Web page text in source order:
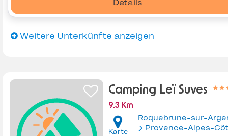
Details
Weitere Unterkünfte anzeigen
Camping Leï Suves
9.3 Km
Karte
Roquebrune-sur-
Provence-Alpes-Côte